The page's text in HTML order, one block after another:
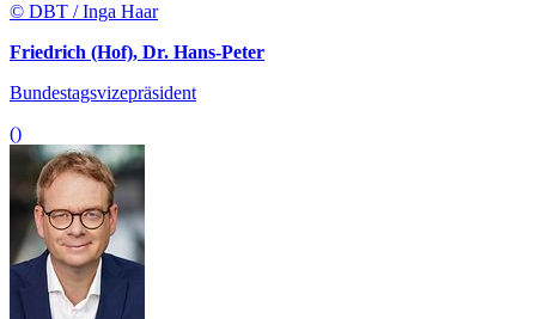
© DBT / Inga Haar
Friedrich (Hof), Dr. Hans-Peter
Bundestagsvizepräsident
()